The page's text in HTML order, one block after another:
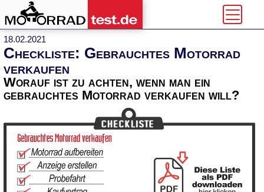
18.02.2021
Checkliste: Gebrauchtes Motorrad
verkaufen
Worauf ist zu achten, wenn man ein
gebrauchtes Motorrad verkaufen will?